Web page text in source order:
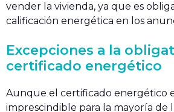
vender la vivienda, ya que es
calificación energética en los
Excepciones a la
certificado energético
Aunque el certificado energético
imprescindible para la mayoría de